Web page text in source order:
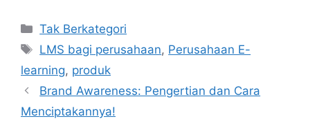
Kategori
Tak Berkategori
Tag
LMS bagi perusahaan, Perusahaan E-
learning, produk
Brand Awareness: Pengertian dan Cara
Menciptakannya!